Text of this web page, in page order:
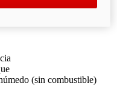
(sin combustible)